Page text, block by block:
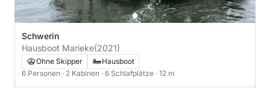
Schwerin
Hausboot Marieke(2021)
Ohne Skipper
Hausboot
6 Personen · 2 Kabinen · 6 Schlafplätze · 12 m